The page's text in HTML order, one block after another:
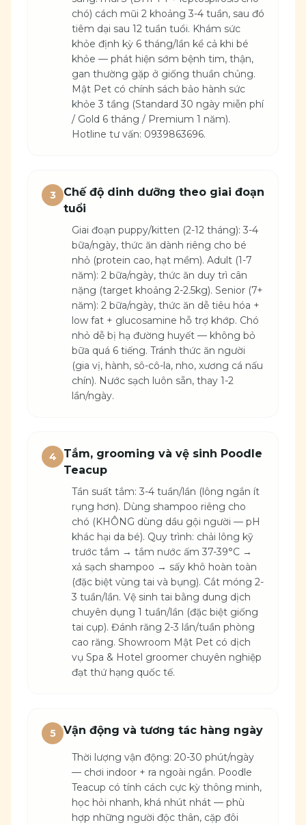
chó) cách mũi 2 khoảng 3-4 tuần, sau đó
tiêm dại sau 12 tuần tuổi. Khám sức
khỏe định kỳ 6 tháng/lần kể cả khi bé
khỏe — phát hiện sớm bệnh tim, thận,
gan thường gặp ở giống thuần chủng.
Mật Pet có chính sách bảo hành sức
khỏe 3 tầng (Standard 30 ngày miễn phí
/ Gold 6 tháng / Premium 1 năm).
Hotline tư vấn: 0939863696.
3
Chế độ dinh dưỡng theo giai đoạn
tuổi
Giai đoạn puppy/kitten (2-12 tháng): 3-4
bữa/ngày, thức ăn dành riêng cho bé
nhỏ (protein cao, hạt mềm). Adult (1-7
năm): 2 bữa/ngày, thức ăn duy trì cân
nặng (target khoảng 2-2.5kg). Senior (7+
năm): 2 bữa/ngày, thức ăn dễ tiêu hóa +
low fat + glucosamine hỗ trợ khớp. Chó
nhỏ dễ bị hạ đường huyết — không bỏ
bữa quá 6 tiếng. Tránh thức ăn người
(gia vị, hành, sô-cô-la, nho, xương cá nấu
chín). Nước sạch luôn sẵn, thay 1-2
lần/ngày.
4
Tắm, grooming và vệ sinh Poodle
Teacup
Tần suất tắm: 3-4 tuần/lần (lông ngắn ít
rụng hơn). Dùng shampoo riêng cho
chó (KHÔNG dùng dầu gội người — pH
khác hại da bé). Quy trình: chải lông kỹ
trước tắm → tắm nước ấm 37-39°C →
xả sạch shampoo → sấy khô hoàn toàn
(đặc biệt vùng tai và bụng). Cắt móng 2-
3 tuần/lần. Vệ sinh tai bằng dung dịch
chuyên dụng 1 tuần/lần (đặc biệt giống
tai cụp). Đánh răng 2-3 lần/tuần phòng
cao răng. Showroom Mật Pet có dịch
vụ Spa & Hotel groomer chuyên nghiệp
đạt thứ hạng quốc tế.
5 Vận động và tương tác hàng ngày
Thời lượng vận động: 20-30 phút/ngày
— chơi indoor + ra ngoài ngắn. Poodle
Teacup có tính cách cực kỳ thông minh,
học hỏi nhanh, khá nhút nhát — phù
hợp những người độc thân, cặp đôi